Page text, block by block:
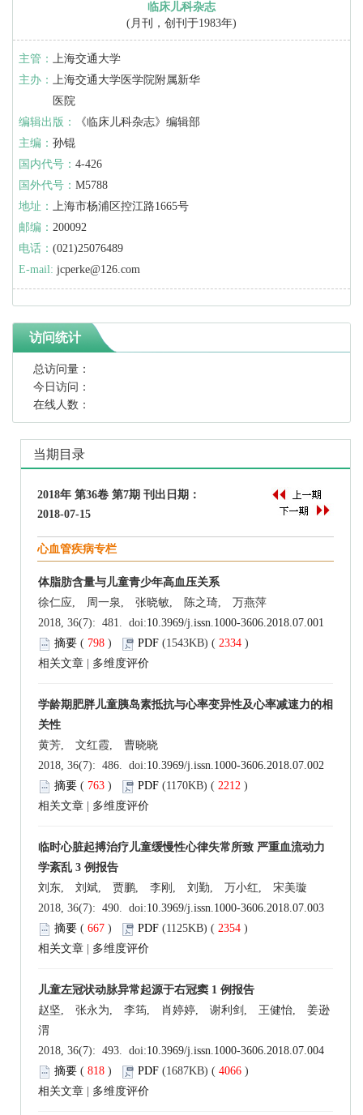
临床儿科杂志
(月刊，创刊于1983年)
主管： 上海交通大学
主办： 上海交通大学医学院附属新华
医院
编辑出版：
《临床儿科杂志》编辑部
主编： 孙锟
国内代号： 4-426
国外代号： M5788
地址： 上海市杨浦区控江路1665号
邮编： 200092
电话： (021)25076489
E-mail: jcperke@126.com
访问统计
总访问量：
今日访问：
在线人数：
当期目录
2018年 第36卷 第7期 刊出日期：
2018-07-15
心血管疾病专栏
体脂肪含量与儿童青少年高血压关系
徐仁应, 周一泉, 张晓敏, 陈之琦, 万燕萍
2018, 36(7): 481. doi:10.3969/j.issn.1000-3606.2018.07.001
摘要 ( 798 ) PDF (1543KB) ( 2334 )
相关文章
多维度评价
学龄期肥胖儿童胰岛素抵抗与心率变异性及心率减速力的相
关性
黄芳, 文红霞, 曹晓晓
2018, 36(7): 486. doi:10.3969/j.issn.1000-3606.2018.07.002
摘要 ( 763 ) PDF (1170KB) ( 2212 )
相关文章
多维度评价
临时心脏起搏治疗儿童缓慢性心律失常所致 严重血流动力
学紊乱 3 例报告
刘东, 刘斌, 贾鹏, 李刚, 刘勤, 万小红, 宋美璇
2018, 36(7): 490. doi:10.3969/j.issn.1000-3606.2018.07.003
摘要 ( 667 ) PDF (1125KB) ( 2354 )
相关文章
多维度评价
儿童左冠状动脉异常起源于右冠窦 1 例报告
赵坚, 张永为, 李筠, 肖婷婷, 谢利剑, 王健怡, 姜逊
渭
2018, 36(7): 493. doi:10.3969/j.issn.1000-3606.2018.07.004
摘要 ( 818 ) PDF (1687KB) ( 4066 )
相关文章
多维度评价